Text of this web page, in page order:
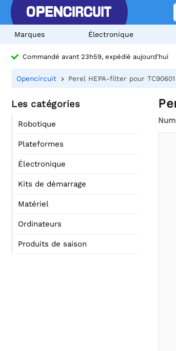
Marques Électronique
Commandé avant 23h59, expédié aujourd'hui
Opencircuit Perel HEPA-filter pour
Les catégories
Robotique
Plateformes
Électronique
Kits de démarrage
Matériel
Ordinateurs
Produits de saison